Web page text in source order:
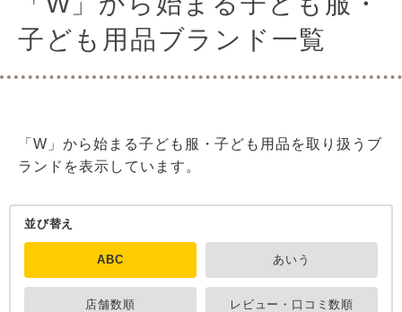
子ども用品ブランド一覧
「W」から始まる子ども服・子ども用品を取り扱うブ
ランドを表示しています。
並び替え
ABC あいう
店舗数順 レビュー・口コミ数順